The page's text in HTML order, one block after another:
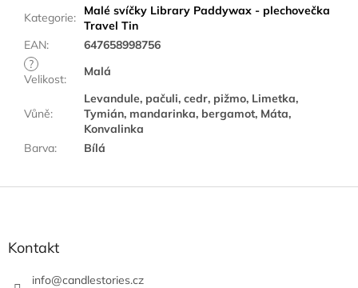
Kategorie:
Malé svíčky Library Paddywax - plechovečka
Travel Tin
EAN:
647658998756
?
Velikost:
Malá
Vůně:
Levandule, pačuli, cedr, pižmo, Limetka,
Tymián, mandarinka, bergamot, Máta,
Konvalinka
Barva: Bílá
Z
Kontakt
info@candlestories.cz